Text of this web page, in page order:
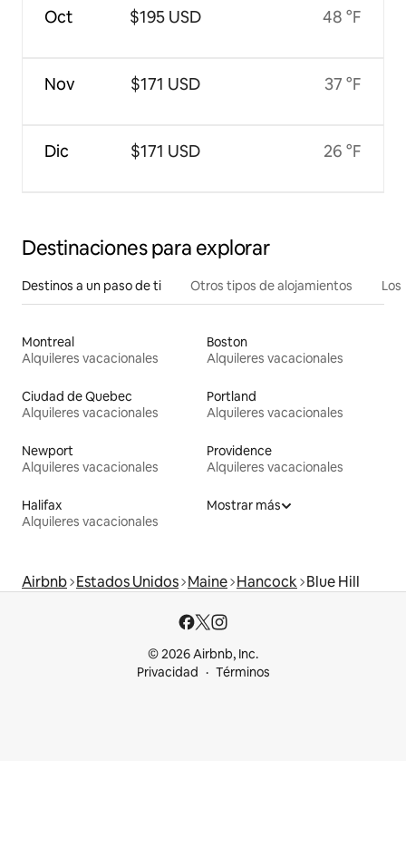
Oct
Nov
Dic
$195 USD
$171 USD
$171 USD
48 °F
37 °F
26 °F
Destinaciones para explorar
Destinos a un paso de ti Otros tipos de alojamientos
Montreal
Alquileres vacacionales
Boston
Alquileres vacacionales
Ciudad de Quebec
Alquileres vacacionales
Portland
Alquileres vacacionales
Newport
Alquileres vacacionales
Providence
Alquileres vacacionales
Halifax
Alquileres vacacionales
Mostrar más
Airbnb Estados Unidos Maine Hancock Blue Hill
© 2026 Airbnb, Inc.
Privacidad
Términos